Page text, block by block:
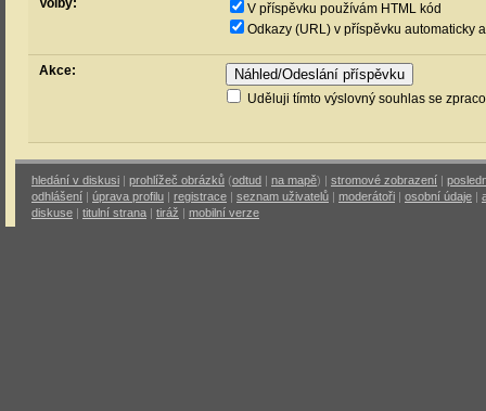
Volby:
V příspěvku používám HTML kód
Odkazy (URL) v příspěvku automaticky
Akce:
Uděluji tímto výslovný souhlas se
hledání v diskusi | prohlížeč obrázků (odtud | na mapě) | stromové zobrazení |
odhlášení | úprava profilu | registrace | seznam uživatelů | moderátoři | osobní údaje |
diskuse | titulní strana | tiráž | mobilní verze